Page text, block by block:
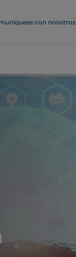
con nosotros